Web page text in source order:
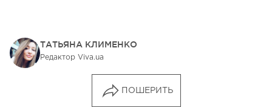
ТАТЬЯНА КЛИМЕНКО
Редактор Viva.ua
ПОШЕРИТЬ